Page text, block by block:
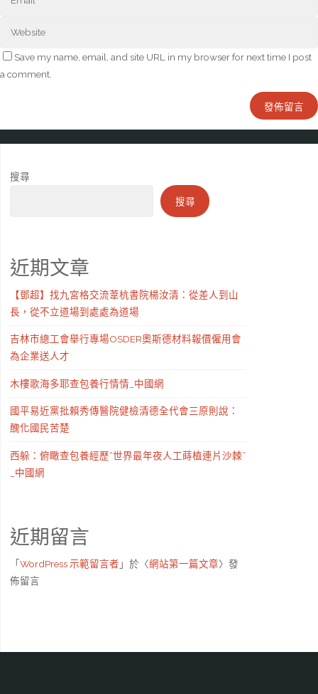
Save my name, email, and site URL in my browser for next time I post
a comment.
搜尋
搜尋
近期文章
【鄧超】找九宮格交流葦杭書院楊汝清：從差人到山
長，從不立道場到處處為道場
吉林市總工會舉行專場OSDER奧斯德材料報價僱用會
為企業送人才
木樓歌海多耶查包養行情情_中國網
國平易近黨批賴秀傳醫院健檢清德全代會三原則說：
醜化國民苦楚
西躲：俯瞰查包養經歷“世界最年夜人工蒔植連片沙棘”
_中國網
近期留言
「WordPress 示範留言者 」於〈網站第一篇文章〉發
佈留言